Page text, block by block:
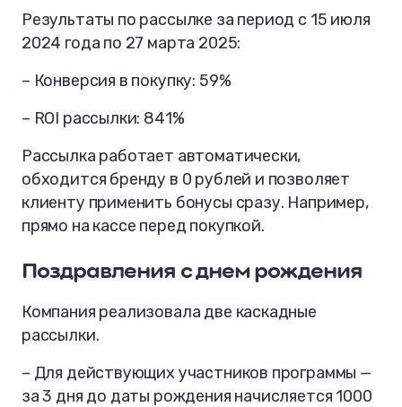
Результаты по рассылке за период с 15 июля
2024 года по 27 марта 2025:
– Конверсия в покупку: 59%
– ROI рассылки: 841%
Рассылка работает автоматически,
обходится бренду в 0 рублей и позволяет
клиенту применить бонусы сразу. Например,
прямо на кассе перед покупкой.
Поздравления с днем рождения
Компания реализовала две каскадные
рассылки.
– Для действующих участников программы —
за 3 дня до даты рождения начисляется 1000